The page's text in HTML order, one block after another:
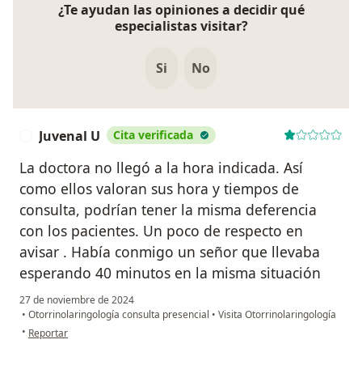
¿Te ayudan las opiniones a decidir qué
especialistas visitar?
Si No
Juvenal U Cita verificada
La doctora no llegó a la hora indicada. Así
como ellos valoran sus hora y tiempos de
consulta, podrían tener la misma deferencia
con los pacientes. Un poco de respecto en
avisar . Había conmigo un señor que llevaba
esperando 40 minutos en la misma situación
27 de noviembre de 2024
• Otorrinolaringología consulta presencial • Visita Otorrinolaringología
• en opinión del usuario Juvenal U
Reportar